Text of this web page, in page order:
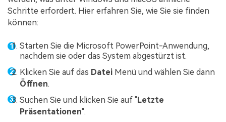
Schritte erfordert. Hier erfahren Sie, wie Sie sie finden
können:
Starten Sie die Microsoft PowerPoint-Anwendung,
nachdem sie oder das System abgestürzt ist.
Klicken Sie auf das Datei Menü und wählen Sie dann
Öffnen.
Suchen Sie und klicken Sie auf "Letzte
Präsentationen".